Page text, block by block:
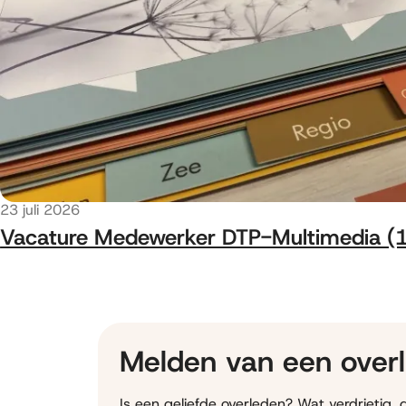
Vacature Medewerker DTP-Multimedia
Gepubliceerd op
23 juli 2026
Melden van een